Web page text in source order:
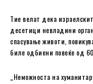
Тие велат дека
десетици невладини
спасување животи,
биле одбиени повеќе од
„Неможноста на